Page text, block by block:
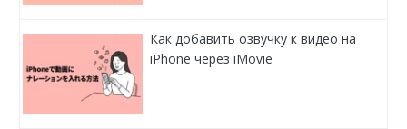
Как добавить озвучку к видео на
iPhone через iMovie